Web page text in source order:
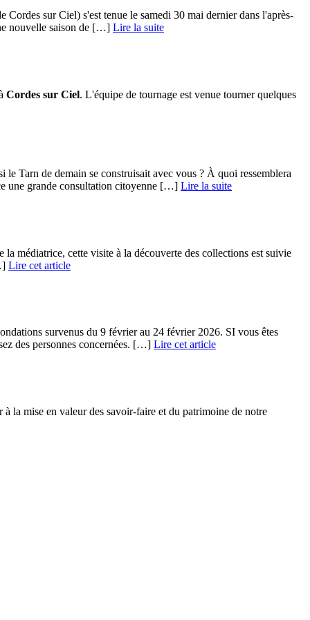
sur Ciel) s'est tenue le samedi 30 mai dernier dans l'après-
nouvelle saison de […] Lire la suite
Cordes sur Ciel. L'équipe de tournage est venue tourner quelques
Tarn de demain se construisait avec vous ? À quoi ressemblera
une grande consultation citoyenne […] Lire la suite
médiatrice, cette visite à la découverte des collections est suivie
Lire cet article
survenus du 9 février au 24 février 2026. SI vous êtes
des personnes concernées. […] Lire cet article
la mise en valeur des savoir-faire et du patrimoine de notre